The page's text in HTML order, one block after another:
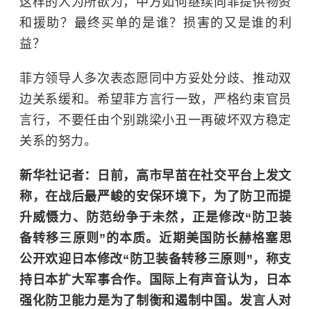
和援助？最终买单的是谁？损害的又是谁的利
益？
菲方领导人多次表态愿同中方妥处分歧、推动双
边关系缓和。希望菲方言行一致，严格约束官员
言行，不要任由个别跳梁小丑一再破坏双方稳定
关系的努力。
新华社记者：日前，高市早苗在社交平台上发文
称，在战后最严峻的安保环境下，为了防卫而提
升威慑力、防范纷争于未然，正是修改“防卫装
备转移三原则”的本质。近期美国防长赫格塞思
公开欢迎日本修改“防卫装备转移三原则”，称支
持日本扩大军事合作。国际上有声音认为，日本
强化防卫能力是为了制衡和遏制中国。发言人对